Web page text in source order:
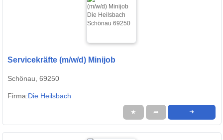
Servicekräfte (m/w/d) Minijob
Schönau, 69250
Firma:Die Heilsbach
★ ➦ ➜